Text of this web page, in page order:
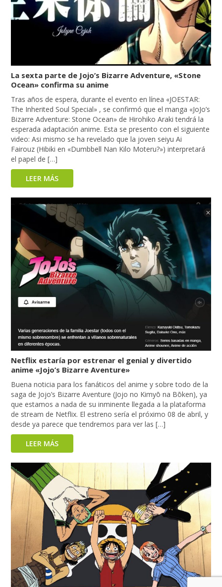
La sexta parte de Jojo’s Bizarre Adventure, «Stone
Ocean» confirma su anime
Tras años de espera, durante el evento en línea «JOESTAR:
The Inherited Soul Special» , se confirmó que el manga «JoJo’s
Bizarre Adventure: Stone Ocean» de Hirohiko Araki tendrá la
esperada adaptación anime. Esta se presento con el siguiente
video: Asi mismo se ha revelado que la joven seiyu Ai
Fairouz (Hibiki en «Dumbbell Nan Kilo Moteru?») interpretará
el papel de […]
LEER MÁS
Netflix estaría por estrenar el genial y divertido
anime «Jojo’s Bizarre Aventure»
Buena noticia para los fanáticos del anime y sobre todo de la
saga de Jojo’s Bizarre Aventure (Jojo no Kimyō na Bōken), ya
que estamos a nada de su inminente llegada a la plataforma
de stream de Netflix. El estreno sería el próximo 08 de abril, y
desde ya parece que tendremos para ver las […]
LEER MÁS